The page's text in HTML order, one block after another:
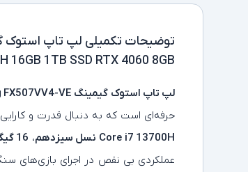
توضیحات تکمیلی
16GB 1TB SSD RTX 4060 8GB
لپ‌ تاپ استوک گیمینگ VE
حرفه‌ای است که به دنبال قدرت و
Core i7 13700H نسل سیزدهم، 16 گیگابایت رم
عملکردی بی‌ نقص در اجرای بازی‌های